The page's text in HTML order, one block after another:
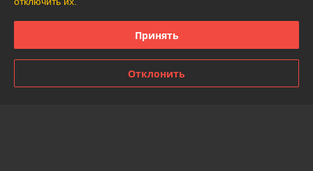
Политика обработки cookiesПринять
Отклонить